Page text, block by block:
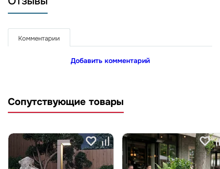
Комментарии
Добавить комментарий
Сопутствующие товары